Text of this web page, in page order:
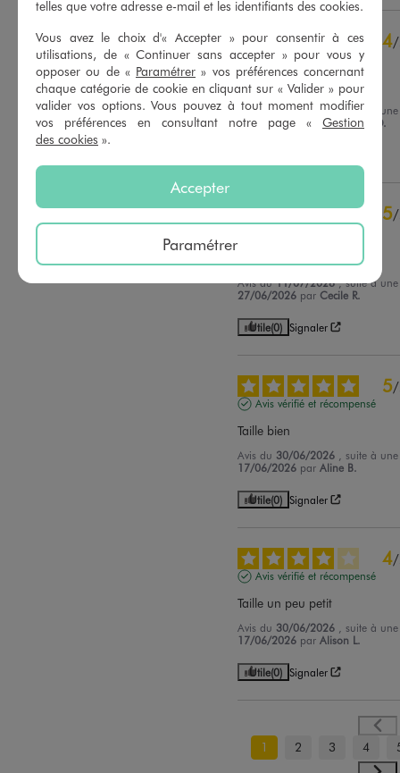
5étoiles
137
3étoiles
2
1étoile 0
Trier les avis
4/
Avis vérifié et récompensé
Bien coupé
Avis du17/07/2026 , suite à
04/07/2026
par Dominique D.
5/
Avis vérifié et récompensé
Parfait, agréable à porter
Avis du11/07/2026 , suite à
27/06/2026 parCecile R.
Utile(0) Signaler
5/
Avis vérifié et récompensé
Taille bien
Avis du 30/06/2026
, suite à
17/06/2026 parAline B.
Utile(0) Signaler
4/
Avis vérifié et récompensé
Taille un peu petit
Avis du 30/06/2026
, suite à
17/06/2026 parAlison L.
Utile(0) Signaler
1 2 3 4
telles que votre adresse e-mail et les identifiants des cookies.
Vous avez le choix d'« Accepter » pour consentir à ces
utilisations, de « Continuer sans accepter » pour vous y
opposer ou de « Paramétrer » vos préférences concernant
chaque catégorie de cookie en cliquant sur « Valider » pour
valider vos options. Vous pouvez à tout moment modifier
vos préférences en consultant notre page « Gestion
des cookies ».
Accepter
Paramétrer